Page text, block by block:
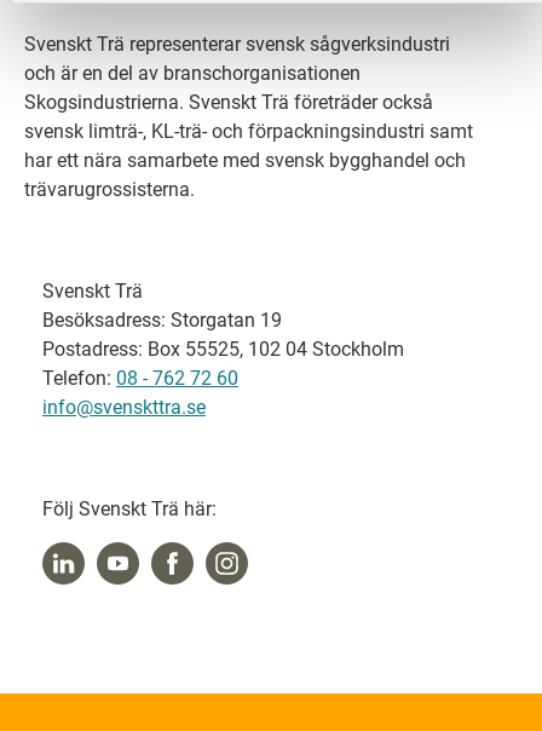
Svenskt Trä representerar svensk sågverksindustri
och är en del av branschorganisationen
Skogsindustrierna. Svenskt Trä företräder också
svensk limträ-, KL-trä- och förpackningsindustri samt
har ett nära samarbete med svensk bygghandel och
trävarugrossisterna.
Svenskt Trä
Besöksadress: Storgatan 19
Postadress: Box 55525, 102 04 Stockholm
Telefon: 08 - 762 72 60
info@svenskttra.se
Följ Svenskt Trä här: